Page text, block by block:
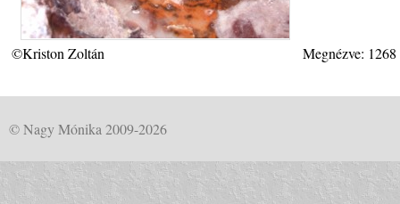
©Kriston Zoltán Megnézve:
© Nagy Mónika 2009-2026